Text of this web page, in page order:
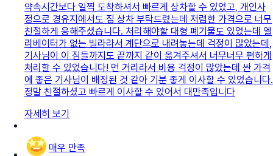
약속시간보다 일찍 도착하셔서 빠르게 상차할 수 있었고, 개인사
정으로 경유지에서도 짐 상차 부탁드렸는데 저렴한 가격으로 너무
친절하게 응해주셨습니다. 처리해야할 대형 폐기물도 있었는데 엘
리베이터가 없는 빌라라서 계단으로 내려놓는데 걱정이 많았는데,
기사님이 이 짐들까지도 끝까지 같이 옮겨주셔서 너무너무 편하게
처리할 수 있었습니다! 먼 거리라서 비용 걱정이 많았는데 싼 가격
에 좋은 기사님이 배정된 것 같아 기분 좋게 이사할 수 있었습니다.
정말 친절하셨고 빠르게 이사할 수 있어서 대만족입니다
자세히 보기
매우 만족